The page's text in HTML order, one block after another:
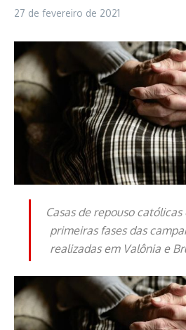
27 de fevereiro de 2021
Casas de repouso
primeiras fases das
realizadas em Valônia e